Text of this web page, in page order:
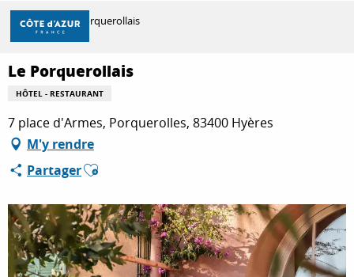
Aller
contenu
principal
DÉCOUVRIR
À FAIRE
SÉJOURNER
Accueil Le Porquerollais
Le Porquerollais
HÔTEL - RESTAURANT
7 place d'Armes, Porquerolles, 83400 Hyères
M'y rendre
PartagerAjouter aux favoris